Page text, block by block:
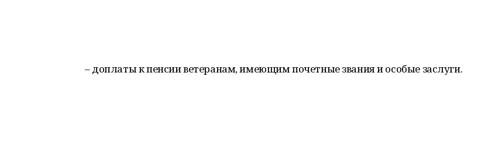
– доплаты к пенсии ветеранам, имеющим почетные звания и особые заслуги.